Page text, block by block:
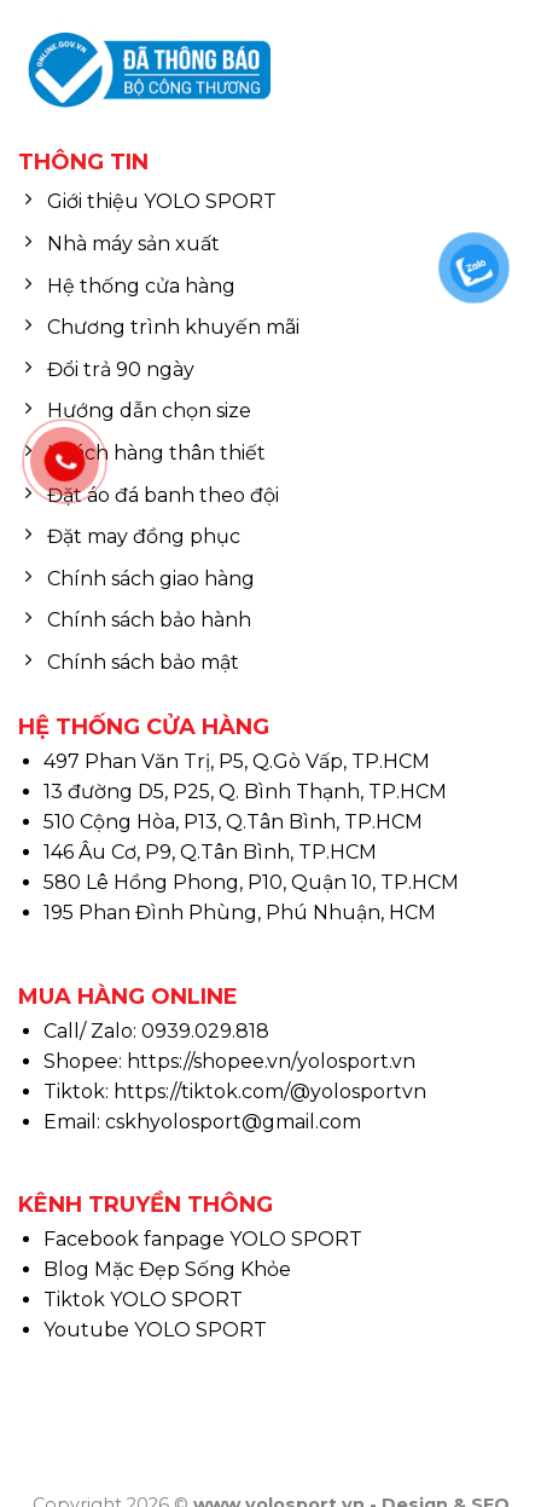
THÔNG TIN
Giới thiệu YOLO SPORT
Nhà máy sản xuất
Hệ thống cửa hàng
Chương trình khuyến mãi
Đổi trả 90 ngày
Hướng dẫn chọn size
Khách hàng thân thiết
Đặt áo đá banh theo đội
Đặt may đồng phục
Chính sách giao hàng
Chính sách bảo hành
Chính sách bảo mật
HỆ THỐNG CỬA HÀNG
497 Phan Văn Trị, P5, Q.Gò Vấp, TP.HCM
13 đường D5, P25, Q. Bình Thạnh, TP.HCM
510 Cộng Hòa, P13, Q.Tân Bình, TP.HCM
146 Âu Cơ, P9, Q.Tân Bình, TP.HCM
580 Lê Hồng Phong, P10, Quận 10, TP.HCM
195 Phan Đình Phùng, Phú Nhuận, HCM
MUA HÀNG ONLINE
Call/ Zalo: 0939.029.818
Shopee: https://shopee.vn/yolosport.vn
Tiktok: https://tiktok.com/@yolosportvn
Email: cskhyolosport@gmail.com
KÊNH TRUYỀN THÔNG
Facebook fanpage YOLO SPORT
Blog Mặc Đẹp Sống Khỏe
Tiktok YOLO SPORT
Youtube YOLO SPORT